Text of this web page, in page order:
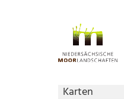
Karten